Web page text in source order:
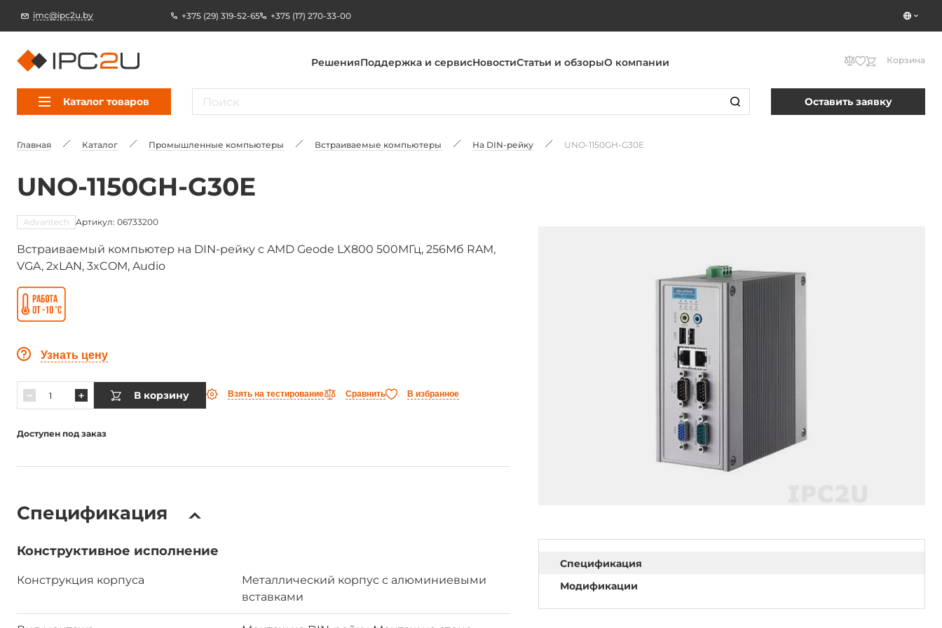
imc@ipc2u.by +375 (29) 319-52-65 +375 (17) 270-33-00
РешенияПоддержка и сервисНовостиСтатьи и обзорыО компании Корзина
Каталог товаров Оставить заявку
Главная Каталог Промышленные компьютеры Встраиваемые компьютеры На DIN-рейку UNO-1150GH-G30E
UNO-1150GH-G30E
Advantech Артикул: 06733200
Встраиваемый компьютер на DIN-рейку c AMD Geode LX800 500МГц, 256Мб RAM,
VGA, 2xLAN, 3xCOM, Audio
Узнать цену
В корзину Взять на тестирование Сравнить В избранное
Доступен под заказ
Спецификация
Конструктивное исполнение
Конструкция корпуса
Металлический корпус с алюминиевыми
вставками
Спецификация
Модификации